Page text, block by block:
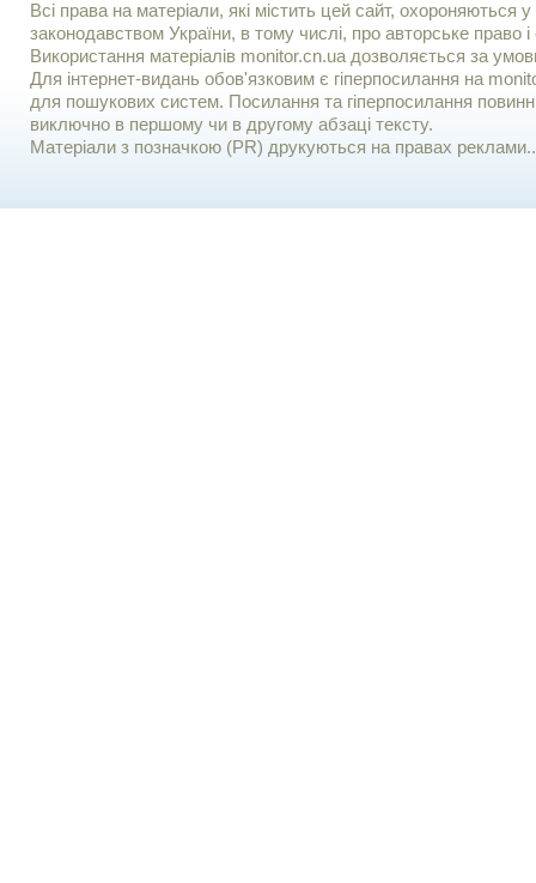
Всі права на матеріали, які містить цей сайт, охороняються у
законодавством України, в тому числі, про авторське право і
Використання матерiалiв monitor.cn.ua дозволяється за
Для iнтернет-видань обов'язковим є гiперпосилання на
для пошукових систем. Посилання та гіперпосилання
виключно в першому чи в другому абзаці тексту.
Матеріали з позначкою (PR) друкуються на правах реклами..